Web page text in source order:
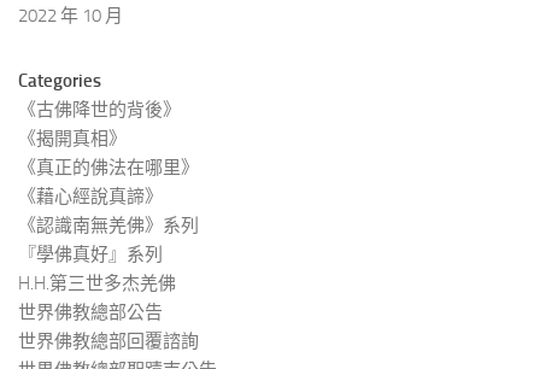
2022 年 10 月
Categories
《古佛降世的背後》
《揭開真相》
《真正的佛法在哪里》
《藉心經說真諦》
《認識南無羌佛》系列
『學佛真好』系列
H.H.第三世多杰羌佛
世界佛教總部公告
世界佛教總部回覆諮詢